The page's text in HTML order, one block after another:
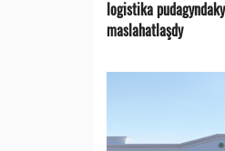
logistika
maslahatlaşdy